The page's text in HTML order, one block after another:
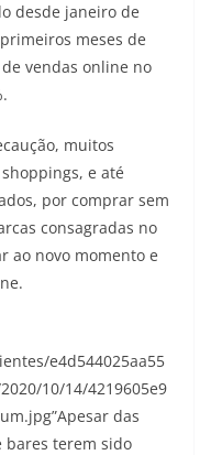
desde janeiro de
meses de
vendas online no
muitos
e até
por comprar sem
consagradas no
ao novo momento e
e4d544025aa55
10/14/4219605e9
das
bares terem sido